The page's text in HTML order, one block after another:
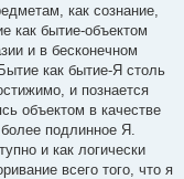
как сознание,
как бытие-объектом
и в бесконечном
как бытие-Я столь
и познается
объектом в качестве
подлинное Я.
и как логически
всего того, что я